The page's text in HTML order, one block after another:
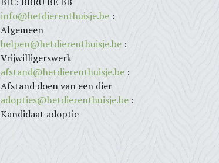
info@hetdierenthuisje.be :
Algemeen
helpen@hetdierenthuisje.be :
Vrijwilligerswerk
afstand@hetdierenthuisje.be :
Afstand doen van een dier
adopties@hetdierenthuisje.be :
Kandidaat adoptie